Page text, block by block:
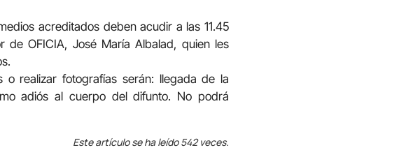
acreditados deben acudir a las 11.45
de OFICIA, José María Albalad, quien les
o realizar fotografías serán: llegada de la
adiós al cuerpo del difunto. No podrá
Este artículo se ha leído 542 veces.